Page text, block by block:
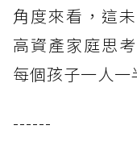
角度來看，這
高資產家庭思
每個孩子一人一
------